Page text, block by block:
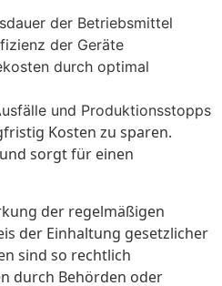
der Betriebsmittel
der Geräte
durch optimal
und Produktionsstopps
Kosten zu sparen.
sorgt für einen
der regelmäßigen
der Einhaltung gesetzlicher
sind so rechtlich
durch Behörden oder